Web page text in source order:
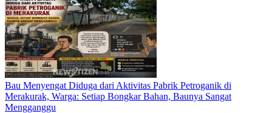
Bau Menyengat Diduga dari Aktivitas Pabrik Petroganik di
Merakurak, Warga: Setiap Bongkar Bahan, Baunya Sangat
Mengganggu